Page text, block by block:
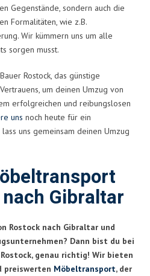
Gegenstände, sondern auch die
Formalitäten, wie z.B.
Wir kümmern uns um alle
sorgen musst.
Rostock, das günstige
um deinen Umzug von
erfolgreichen und reibungslosen
uns noch heute für ein
uns gemeinsam deinen Umzug
Gibraltar
Rostock nach Gibraltar und
Dann bist du bei
genau richtig! Wir bieten
preiswerten Möbeltransport, der